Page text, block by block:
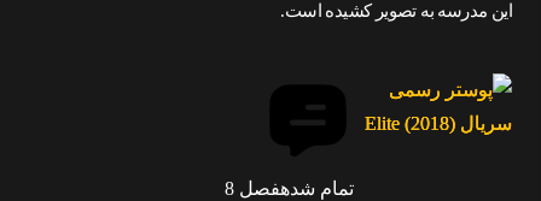
این مدرسه به تصویر کشیده است.
تمام شدهفصل 8